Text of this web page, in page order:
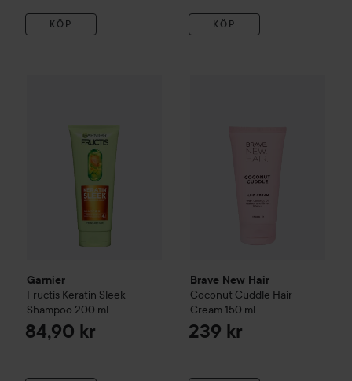
KÖP KÖP
Garnier
Fructis Keratin Sleek
Shampoo 200 ml
84,90 kr
Brave New Hair
Coconut Cuddle Hair
Cream 150 ml
239 kr